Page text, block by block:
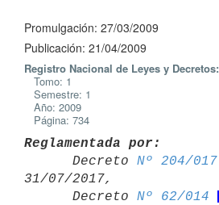
Promulgación: 27/03/2009
Publicación: 21/04/2009
Registro Nacional de Leyes y Decretos:
Tomo: 1
Semestre: 1
Año: 2009
Página: 734
Reglamentada por:
Decreto Nº 204/017
31/07/2017,
      Decreto
Nº 62/014